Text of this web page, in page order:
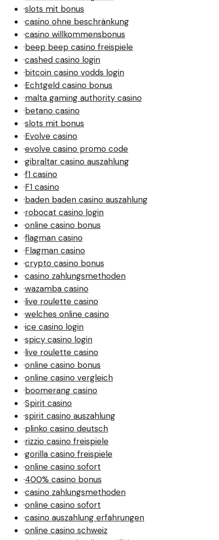
·slots mit bonus
·casino ohne beschränkung
·casino willkommensbonus
·beep beep casino freispiele
·cashed casino login
·bitcoin casino vodds login
·Echtgeld casino bonus
·malta gaming authority casino
·betano casino
·slots mit bonus
·Evolve casino
·evolve casino promo code
·gibraltar casino auszahlung
·f1 casino
·F1 casino
·baden baden casino auszahlung
·robocat casino login
·online casino bonus
·flagman casino
·Flagman casino
·crypto casino bonus
·casino zahlungsmethoden
·wazamba casino
·live roulette casino
·welches online casino
·ice casino login
·spicy casino login
·live roulette casino
·online casino bonus
·online casino vergleich
·boomerang casino
·Spirit casino
·spirit casino auszahlung
·plinko casino deutsch
·rizzio casino freispiele
·gorilla casino freispiele
·online casino sofort
·400% casino bonus
·casino zahlungsmethoden
·online casino sofort
·casino auszahlung erfahrungen
·online casino schweiz